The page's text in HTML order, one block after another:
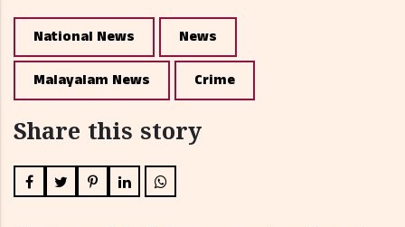
National News News
Malayalam News Crime
Share this story